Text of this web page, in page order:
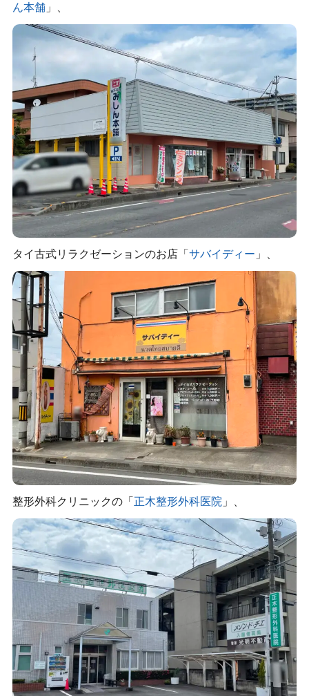
ん本舗」、
タイ古式リラクゼーションのお店「 サバイディー 」、
整形外科クリニックの「 正木整形外科医院 」、